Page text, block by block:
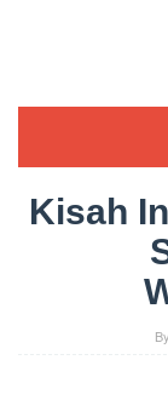
Kisah
By